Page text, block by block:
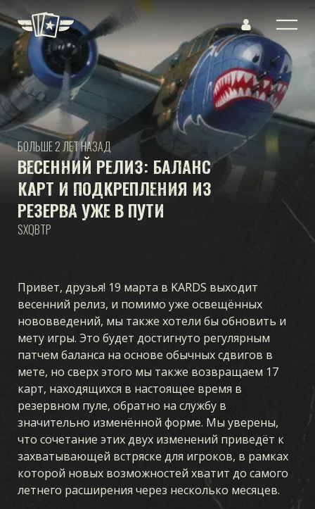
ВЕСЕННИЙ РЕЛИЗ: БАЛАНС
КАРТ И ПОДКРЕПЛЕНИЯ ИЗ
РЕЗЕРВА УЖЕ В ПУТИ
БОЛЬШЕ 2 ЛЕТ НАЗАД
SXQBTP
Привет, друзья! 19 марта в KARDS выходит
весенний релиз, и помимо уже освещённых
нововведений, мы также хотели бы обновить и
мету игры. Это будет достигнуто регулярным
патчем баланса на основе обычных сдвигов в
мете, но сверх этого мы также возвращаем 17
карт, находящихся в настоящее время в
резервном пуле, обратно на службу в
значительно изменённой форме. Мы уверены,
что сочетание этих двух изменений приведёт к
захватывающей встряске для игроков, в рамках
которой новых возможностей хватит до самого
летнего расширения через несколько месяцев.